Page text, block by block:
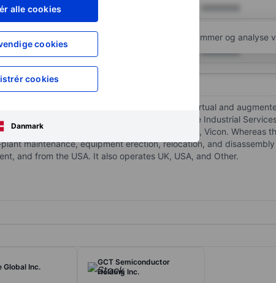
alle cookies
cookies
cookies
Danmark
XXXXXXX
XXXXXXX
XXXXXXX XXXXXXX
for at få adgang til flere diagrammer og analyse
of sectors, including smart technologies, virtual and
segment includes the Security segment and the Industrial
security via its owned subsidiary, Vicon. Whereas
maintenance, equipment erection, relocation, and
and from the USA. It also operates UK, USA, and Other.
Global Inc.
GCT Semiconductor
Holding Inc.